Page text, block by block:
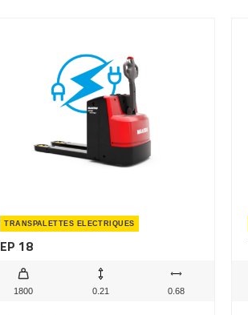
TRANSPALETTES ELECTRIQUES
EP 18
1800 0.21 0.68